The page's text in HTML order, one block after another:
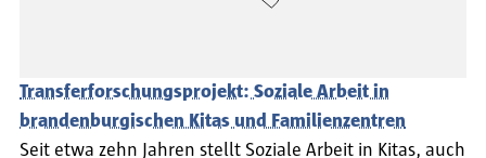
Transferforschungsprojekt: Soziale Arbeit in
brandenburgischen Kitas und Familienzentren
Seit etwa zehn Jahren stellt Soziale Arbeit in Kitas, auch